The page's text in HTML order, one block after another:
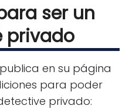
ser un
privado
publica en su página
para poder
privado: